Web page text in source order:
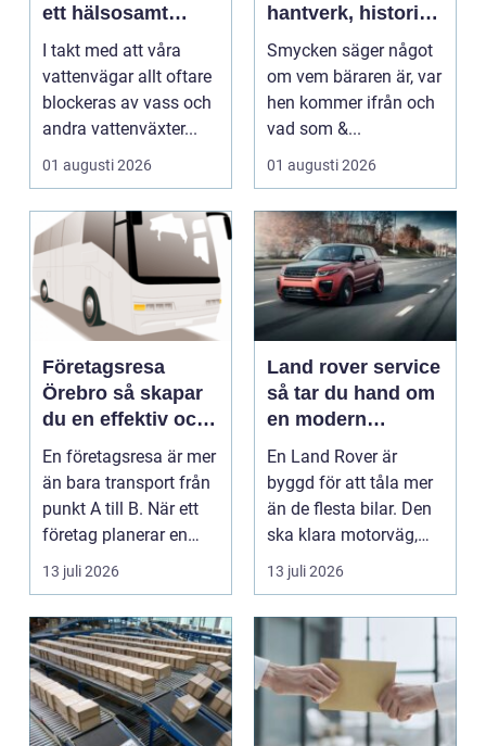
ett hälsosamt
vattenlandskap
I takt med att våra
vattenvägar allt oftare
blockeras av vass och
andra vattenväxter...
01 augusti 2026
hantverk, historia
och personligt
uttryck
Smycken säger något
om vem bäraren är, var
hen kommer ifrån och
vad som &...
01 augusti 2026
Företagsresa
Örebro så skapar
du en effektiv och
minnesvärd resa
En företagsresa är mer
än bara transport från
punkt A till B. När ett
företag planerar en
resa för m...
13 juli 2026
Land rover service
så tar du hand om
en modern
klassiker
En Land Rover är
byggd för att tåla mer
än de flesta bilar. Den
ska klara motorväg,
stadstrafik, gru...
13 juli 2026